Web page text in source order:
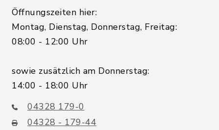
Öffnungszeiten hier:
Montag, Dienstag, Donnerstag, Freitag:
08:00 - 12:00 Uhr
sowie zusätzlich am Donnerstag:
14:00 - 18:00 Uhr
04328 179-0
04328 - 179-44